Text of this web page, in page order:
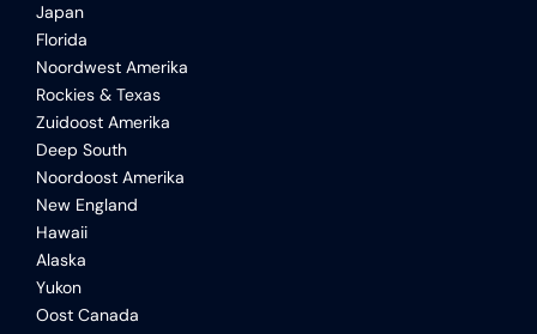
Japan
Florida
Noordwest Amerika
Rockies & Texas
Zuidoost Amerika
Deep South
Noordoost Amerika
New England
Hawaii
Alaska
Yukon
Oost Canada